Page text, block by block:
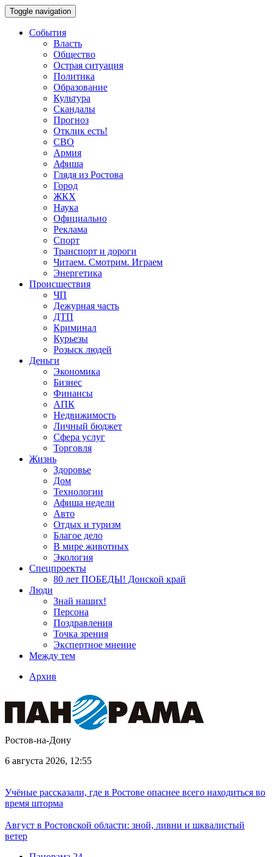
Toggle navigation
События
Власть
Общество
Острая ситуация
Политика
Образование
Культура
Скандалы
Прогноз
Отклик есть!
СВО
Армия
Афиша
Глядя из Ростова
Город
ЖКХ
Наука
Официально
Реклама
Спорт
Транспорт и дороги
Читаем. Смотрим. Играем
Энергетика
Происшествия
ЧП
Дежурная часть
ДТП
Криминал
Курьезы
Розыск людей
Деньги
Экономика
Бизнес
Финансы
АПК
Недвижимость
Личный бюджет
Сфера услуг
Торговля
Жизнь
Здоровье
Дом
Технологии
Афиша недели
Авто
Отдых и туризм
Благое дело
В мире животных
Экология
Спецпроекты
80 лет ПОБЕДЫ! Донской край
Люди
Знай наших!
Персона
Поздравления
Точка зрения
Экспертное мнение
Между тем
Архив
Ростов-на-Дону
6 августа 2026, 12:55
Учёные рассказали, где в Ростове опаснее всего находиться во
время шторма
Август в Ростовской области: зной, ливни и шквалистый
ветер